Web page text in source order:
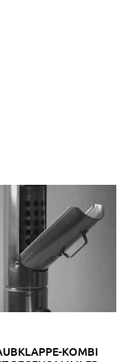
KOMBI